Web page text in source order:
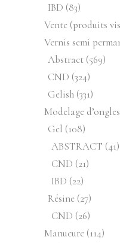
IBD 8383
produits
Vente (produits
Vernis semi
Abstract 569569
CND 324324
produits
Gelish 331331
Modelage d’ongles
Gel 108108
produits
ABSTRACT 4141
CND 2121
IBD 2222
produits
Résine 2727
produits
CND 2626
produits
Manucure 114114